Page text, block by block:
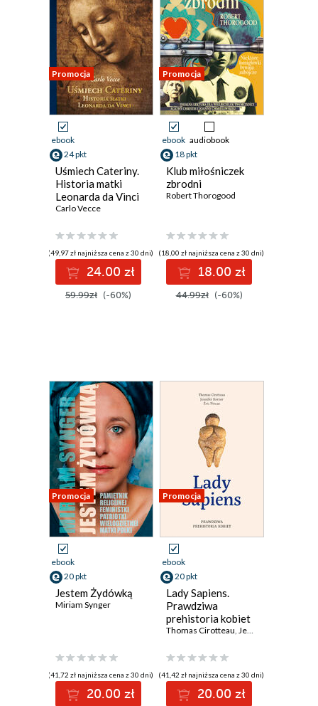
Promocja
ebook
24 pkt
Uśmiech Cateriny.
Historia matki
Leonarda da Vinci
Carlo Vecce
(49,97 zł najniższa cena z 30 dni)
24.00 zł
59.99zł (-60%)
Promocja
ebook audiobook
18 pkt
Klub miłośniczek
zbrodni
Robert Thorogood
(18,00 zł najniższa cena z 30 dni)
18.00 zł
44.99zł (-60%)
Promocja
ebook
20 pkt
Jestem Żydówką
Miriam Synger
(41,72 zł najniższa cena z 30 dni)
20.00 zł
Promocja
ebook
20 pkt
Lady Sapiens.
Prawdziwa
prehistoria kobiet
Thomas Cirotteau, Jennifer Kerner
(41,42 zł najniższa cena z 30 dni)
20.00 zł